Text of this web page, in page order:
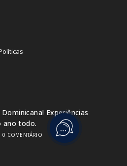
Dominicana! Experiências
ano todo.
0 COMENTÁRIO